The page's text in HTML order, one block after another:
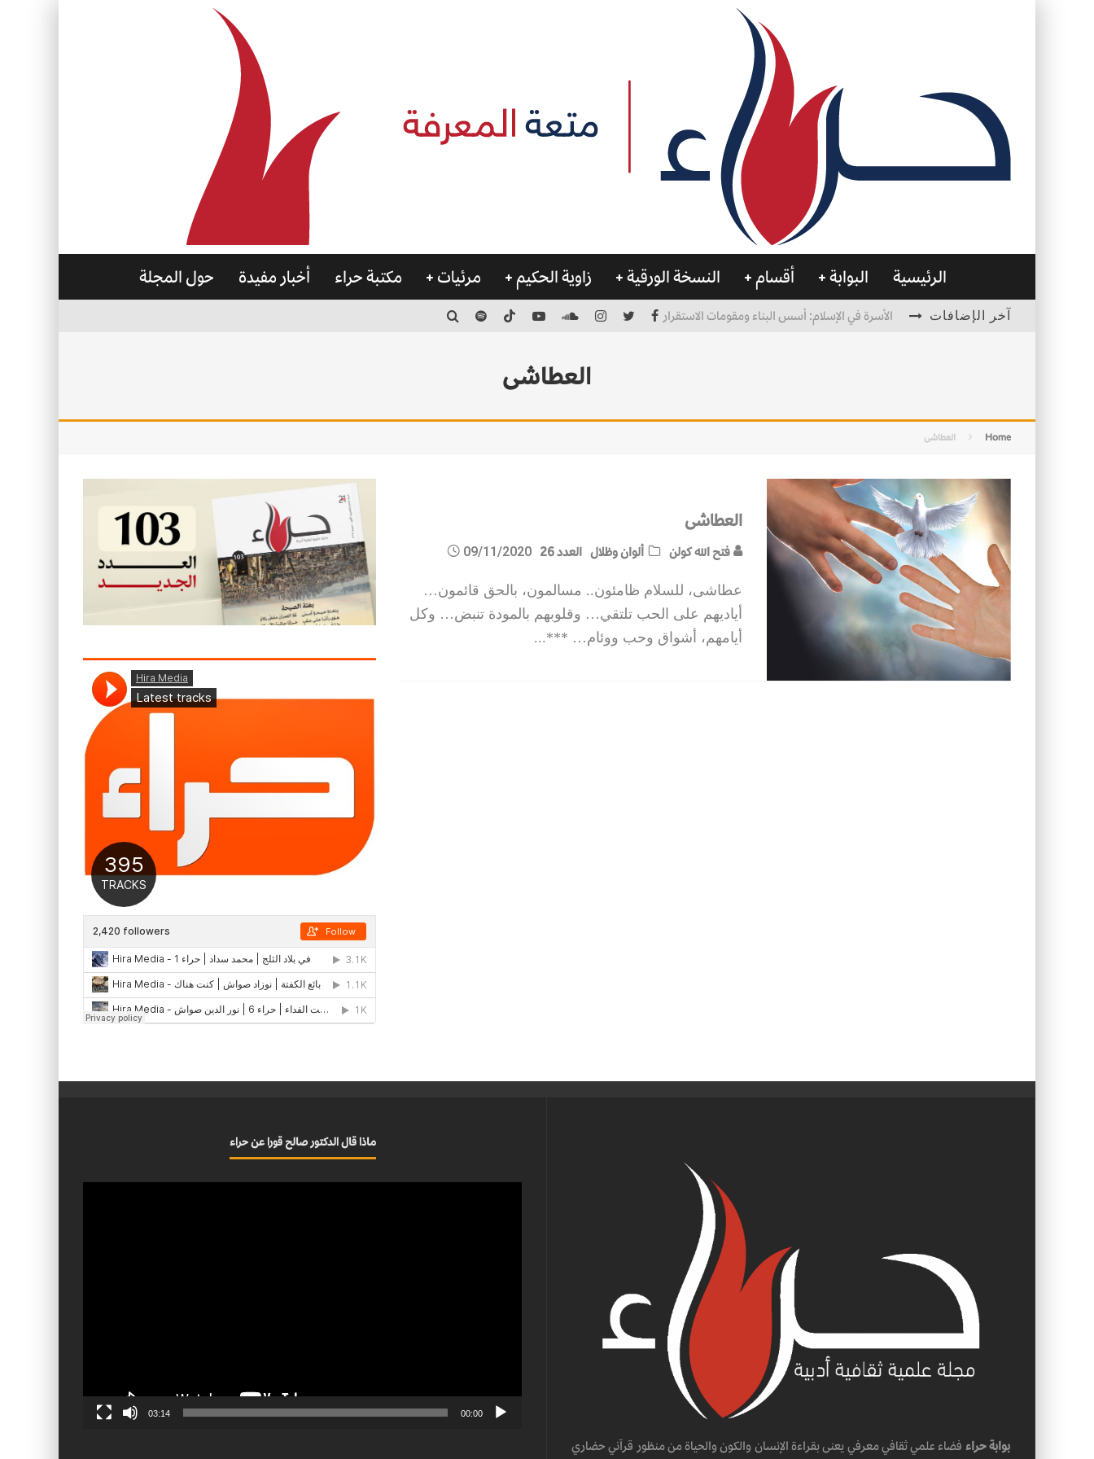
الرئيسية البوابة أقسام النسخة الورقية زاوية الحكيم مرئيات مكتبة حراء أخبار مفيدة حول المجلة
آخر الإضافات الأسرة في الإسلام: أسس البناء ومقومات الاستقرار
العطاشى
Home العطاشى
العطاشى
فتح الله كولن ألوان وظلال العدد 26 09/11/2020
عطاشى، للسلام ظامئون.. مسالمون، بالحق قائمون…
أياديهم على الحب تلتقي… وقلوبهم بالمودة تنبض… وكل
أيامهم، أشواق وحب ووئام… ***...
بوابة حراء فضاء علمي ثقافي معرفي يعنى بقراءة الإنسان والكون والحياة من منظور قرآني حضاري
ماذا قال الدكتور صالح قورا عن حراء
00:00
03:14